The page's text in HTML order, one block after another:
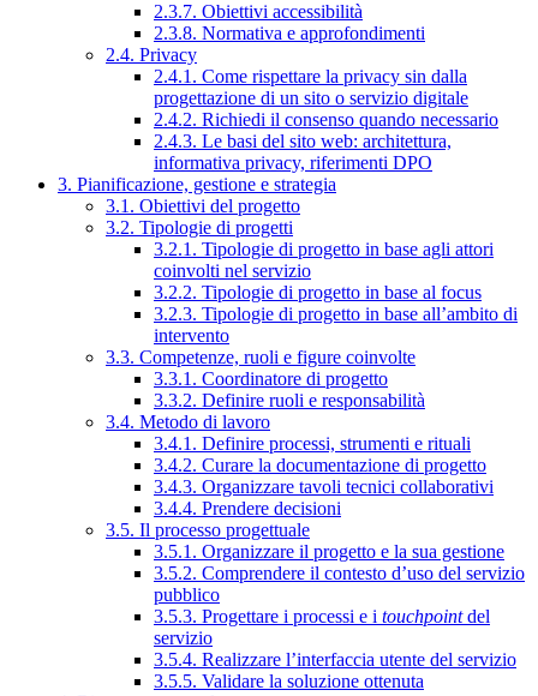
2.3.7. Obiettivi accessibilità
2.3.8. Normativa e approfondimenti
2.4. Privacy
2.4.1. Come rispettare la privacy sin dalla
progettazione di un sito o servizio digitale
2.4.2. Richiedi il consenso quando necessario
2.4.3. Le basi del sito web: architettura,
informativa privacy, riferimenti DPO
3. Pianificazione, gestione e strategia
3.1. Obiettivi del progetto
3.2. Tipologie di progetti
3.2.1. Tipologie di progetto in base agli attori
coinvolti nel servizio
3.2.2. Tipologie di progetto in base al focus
3.2.3. Tipologie di progetto in base all’ambito di
intervento
3.3. Competenze, ruoli e figure coinvolte
3.3.1. Coordinatore di progetto
3.3.2. Definire ruoli e responsabilità
3.4. Metodo di lavoro
3.4.1. Definire processi, strumenti e rituali
3.4.2. Curare la documentazione di progetto
3.4.3. Organizzare tavoli tecnici collaborativi
3.4.4. Prendere decisioni
3.5. Il processo progettuale
3.5.1. Organizzare il progetto e la sua gestione
3.5.2. Comprendere il contesto d’uso del servizio
pubblico
3.5.3. Progettare i processi e i touchpointdel
servizio
3.5.4. Realizzare l’interfaccia utente del servizio
3.5.5. Validare la soluzione ottenuta